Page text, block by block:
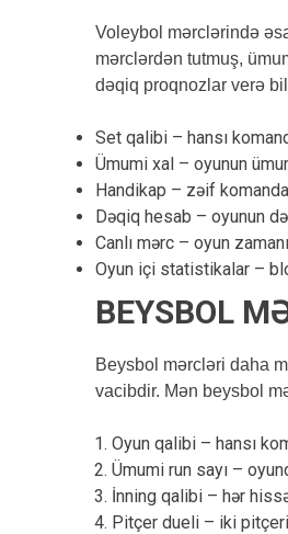
Voleybol mərclərində
mərclərdən tutmuş,
dəqiq proqnozlar verə
Set qalibi – hansı
Ümumi xal – oyunun
Handikap – zəif
Dəqiq hesab – oyunun
Canlı mərc – oyun
Oyun içi statistikalar –
BEYSBOL
Beysbol mərcləri daha
vacibdir. Mən beysbol
Oyun qalibi – hansı
Ümumi run sayı –
İnning qalibi – hər
Pitçer dueli – iki